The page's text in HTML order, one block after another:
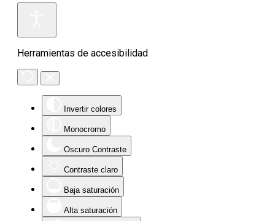
Herramientas de accesibilidad
Invertir colores
Monocromo
Oscuro Contraste
Contraste claro
Baja saturación
Alta saturación